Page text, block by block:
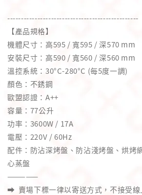
------------------------------------------------
【產品規格】
機體尺寸：高595 / 寬595 / 深570 mm
安裝尺寸：高590 / 寬560 / 深560 mm
溫控系統：30°C-280°C (每5度一調)
顏色：不銹鋼
歐盟認證：A++
容量：77公升
功率：3600W / 17A
電壓：220V / 60Hz
配件：防沾深烤盤、防沾淺烤盤、烘烤
心蒸盤
—————
➡️ 賣場下標一律以寄送方式，不接受線